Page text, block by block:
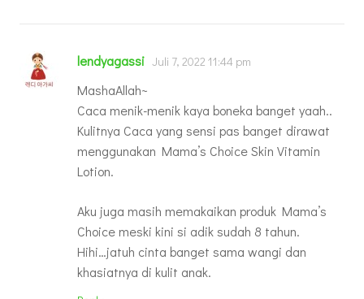
lendyagassi Juli 7, 2022 11:44 pm
MashaAllah~
Caca menik-menik kaya boneka banget yaah..
Kulitnya Caca yang sensi pas banget dirawat
menggunakan Mama’s Choice Skin Vitamin
Lotion.
Aku juga masih memakaikan produk Mama’s
Choice meski kini si adik sudah 8 tahun.
Hihi…jatuh cinta banget sama wangi dan
khasiatnya di kulit anak.